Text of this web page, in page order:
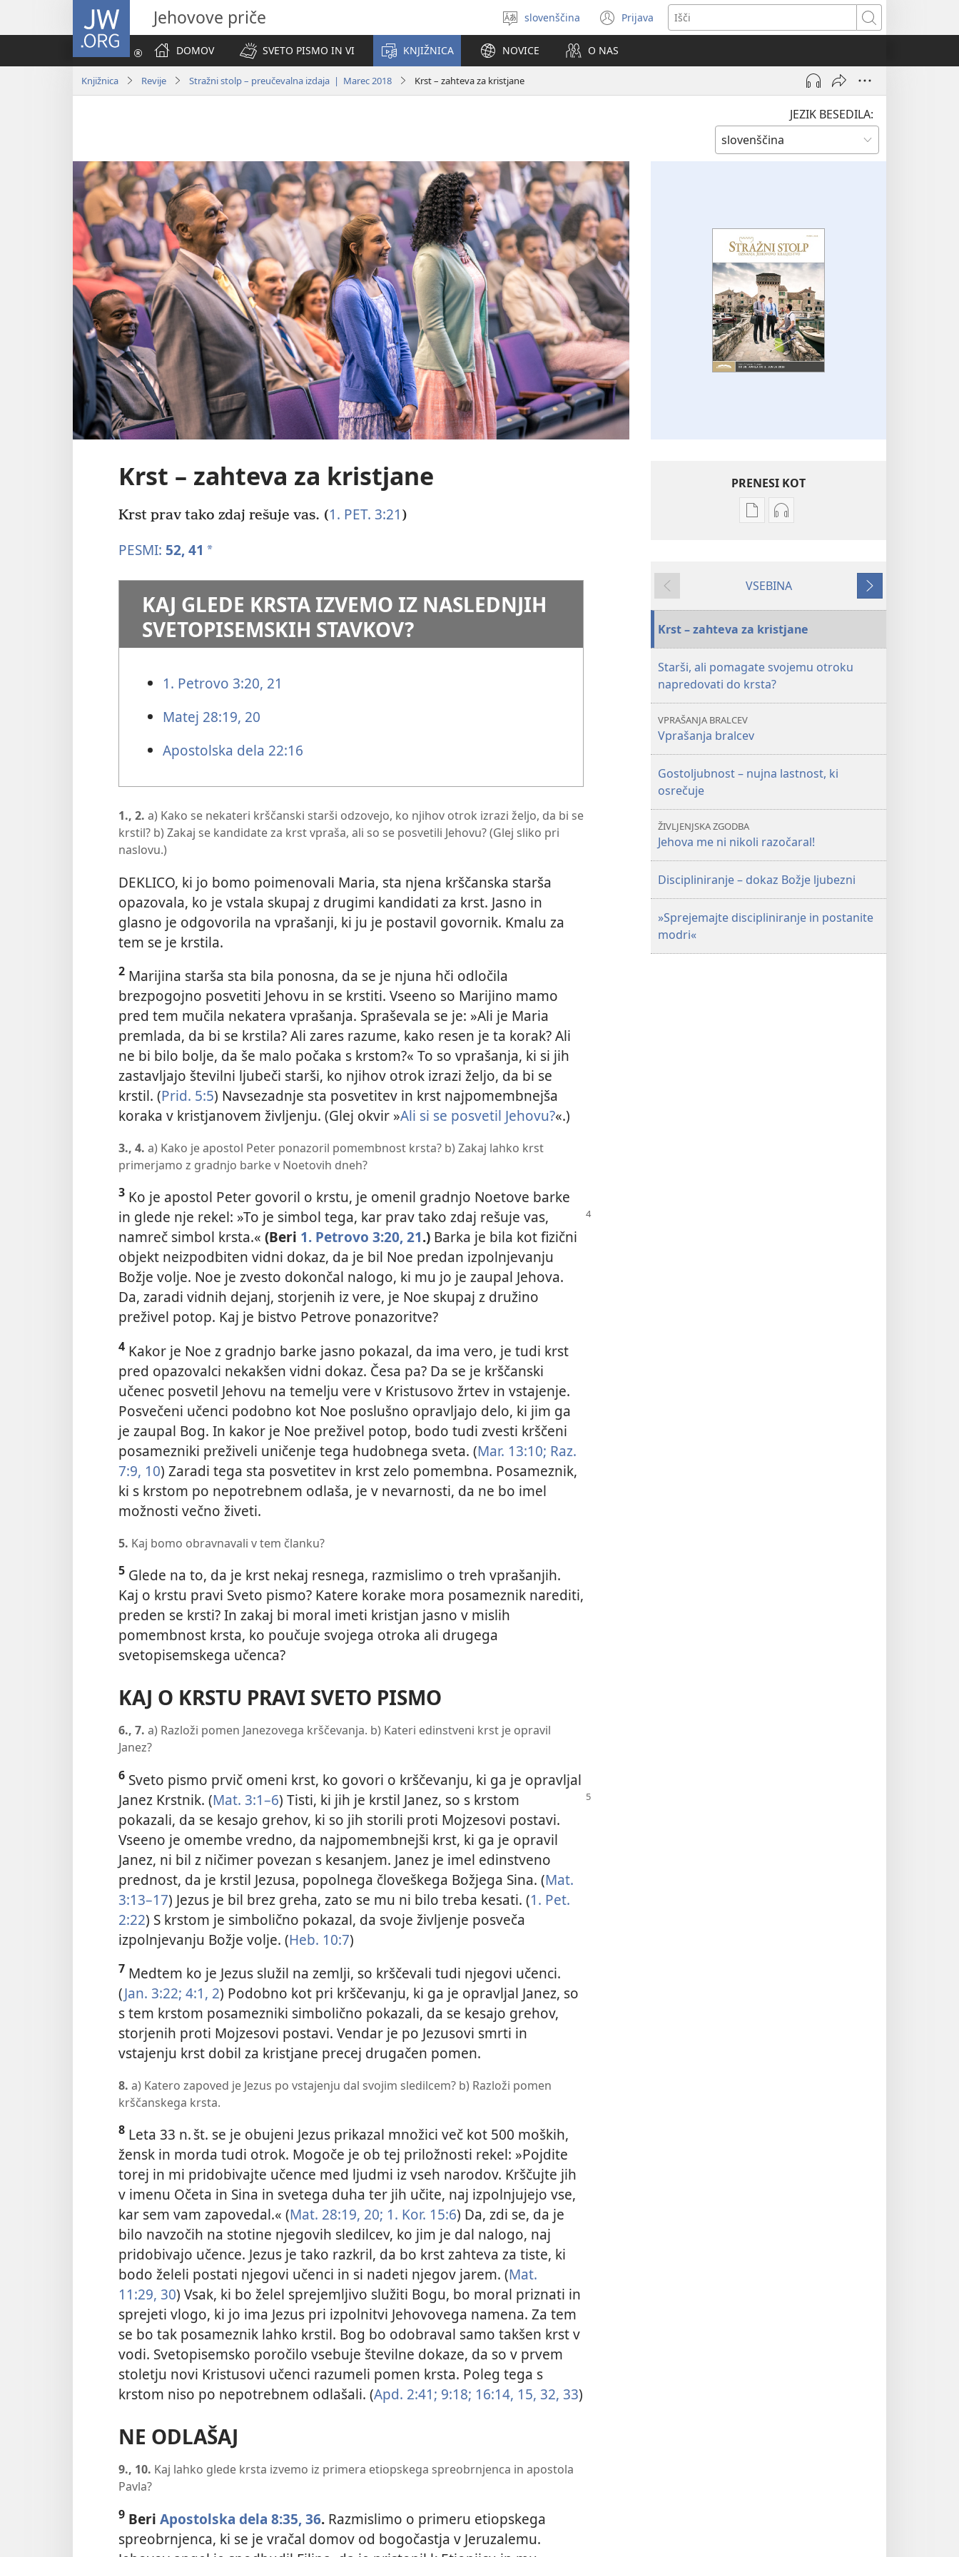
JW.ORG Jehovove priče
Izberite
jezik
slovenščina Prijava
(odpre
novo
Išči
DOMOV
SVETO PISMO IN VI KNJIŽNICA NOVICE O NAS
Knjižnica Revije Stražni stolp – preučevalna izdaja | Marec 2018 Krst – zahteva za kristjane
JEZIK BESEDILA:
Krst – zahteva za kristjane
Krst prav tako zdaj rešuje vas. (1. PET. 3:21 )
PESMI: 52,41 a
KAJ GLEDE KRSTA IZVEMO IZ NASLEDNJIH
SVETOPISEMSKIH STAVKOV?
1. Petrovo 3:20, 21
Matej 28:19, 20
Apostolska dela 22:16
1., 2. a) Kako se nekateri krščanski starši odzovejo, ko njihov otrok izrazi željo, da bi se
krstil? b) Zakaj se kandidate za krst vpraša, ali so se posvetili Jehovu? (Glej sliko pri
naslovu.)
DEKLICO, ki jo bomo poimenovali Maria, sta njena krščanska starša
opazovala, ko je vstala skupaj z drugimi kandidati za krst. Jasno in
glasno je odgovorila na vprašanji, ki ju je postavil govornik. Kmalu za
tem se je krstila.
2 Marijina starša sta bila ponosna, da se je njuna hči odločila
brezpogojno posvetiti Jehovu in se krstiti. Vseeno so Marijino mamo
pred tem mučila nekatera vprašanja. Spraševala se je: »Ali je Maria
premlada, da bi se krstila? Ali zares razume, kako resen je ta korak? Ali
ne bi bilo bolje, da še malo počaka s krstom?« To so vprašanja, ki si jih
zastavljajo številni ljubeči starši, ko njihov otrok izrazi željo, da bi se
krstil. (Prid. 5:5) Navsezadnje sta posvetitev in krst najpomembnejša
koraka v kristjanovem življenju. (Glej okvir »Ali si se posvetil Jehovu?«.)
3., 4. a) Kako je apostol Peter ponazoril pomembnost krsta? b) Zakaj lahko krst
primerjamo z gradnjo barke v Noetovih dneh?
3 Ko je apostol Peter govoril o krstu, je omenil gradnjo Noetove barke
in glede nje rekel: »To je simbol tega, kar prav tako zdaj rešuje vas,
namreč simbol krsta.« (Beri 1. Petrovo 3:20, 21.) Barka je bila kot fizični
objekt neizpodbiten vidni dokaz, da je bil Noe predan izpolnjevanju
Božje volje. Noe je zvesto dokončal nalogo, ki mu jo je zaupal Jehova.
Da, zaradi vidnih dejanj, storjenih iz vere, je Noe skupaj z družino
preživel potop. Kaj je bistvo Petrove ponazoritve?
4 Kakor je Noe z gradnjo barke jasno pokazal, da ima vero, je tudi krst
pred opazovalci nekakšen vidni dokaz. Česa pa? Da se je krščanski
učenec posvetil Jehovu na temelju vere v Kristusovo žrtev in vstajenje.
Posvečeni učenci podobno kot Noe poslušno opravljajo delo, ki jim ga
je zaupal Bog. In kakor je Noe preživel potop, bodo tudi zvesti krščeni
posamezniki preživeli uničenje tega hudobnega sveta. (Mar. 13:10; Raz.
7:9, 10) Zaradi tega sta posvetitev in krst zelo pomembna. Posameznik,
ki s krstom po nepotrebnem odlaša, je v nevarnosti, da ne bo imel
možnosti večno živeti.
5. Kaj bomo obravnavali v tem članku?
5 Glede na to, da je krst nekaj resnega, razmislimo o treh vprašanjih.
Kaj o krstu pravi Sveto pismo? Katere korake mora posameznik narediti,
preden se krsti? In zakaj bi moral imeti kristjan jasno v mislih
pomembnost krsta, ko poučuje svojega otroka ali drugega
svetopisemskega učenca?
KAJ O KRSTU PRAVI SVETO PISMO
6., 7. a) Razloži pomen Janezovega krščevanja. b) Kateri edinstveni krst je opravil
Janez?
6 Sveto pismo prvič omeni krst, ko govori o krščevanju, ki ga je opravljal
Janez Krstnik. (Mat. 3:1–6) Tisti, ki jih je krstil Janez, so s krstom
pokazali, da se kesajo grehov, ki so jih storili proti Mojzesovi postavi.
Vseeno je omembe vredno, da najpomembnejši krst, ki ga je opravil
Janez, ni bil z ničimer povezan s kesanjem. Janez je imel edinstveno
prednost, da je krstil Jezusa, popolnega človeškega Božjega Sina. (Mat.
3:13–17) Jezus je bil brez greha, zato se mu ni bilo treba kesati. (1. Pet.
2:22) S krstom je simbolično pokazal, da svoje življenje posveča
izpolnjevanju Božje volje. (Heb. 10:7)
7 Medtem ko je Jezus služil na zemlji, so krščevali tudi njegovi učenci.
(Jan. 3:22; 4:1, 2) Podobno kot pri krščevanju, ki ga je opravljal Janez, so
s tem krstom posamezniki simbolično pokazali, da se kesajo grehov,
storjenih proti Mojzesovi postavi. Vendar je po Jezusovi smrti in
vstajenju krst dobil za kristjane precej drugačen pomen.
8. a) Katero zapoved je Jezus po vstajenju dal svojim sledilcem? b) Razloži pomen
krščanskega krsta.
8 Leta 33 n. št. se je obujeni Jezus prikazal množici več kot 500 moških,
žensk in morda tudi otrok. Mogoče je ob tej priložnosti rekel: »Pojdite
torej in mi pridobivajte učence med ljudmi iz vseh narodov. Krščujte jih
v imenu Očeta in Sina in svetega duha ter jih učite, naj izpolnjujejo vse,
kar sem vam zapovedal.« (Mat. 28:19, 20; 1. Kor. 15:6) Da, zdi se, da je
bilo navzočih na stotine njegovih sledilcev, ko jim je dal nalogo, naj
pridobivajo učence. Jezus je tako razkril, da bo krst zahteva za tiste, ki
bodo želeli postati njegovi učenci in si nadeti njegov jarem. (Mat.
11:29, 30) Vsak, ki bo želel sprejemljivo služiti Bogu, bo moral priznati in
sprejeti vlogo, ki jo ima Jezus pri izpolnitvi Jehovovega namena. Za tem
se bo tak posameznik lahko krstil. Bog bo odobraval samo takšen krst v
vodi. Svetopisemsko poročilo vsebuje številne dokaze, da so v prvem
stoletju novi Kristusovi učenci razumeli pomen krsta. Poleg tega s
krstom niso po nepotrebnem odlašali. (Apd. 2:41; 9:18; 16:14, 15, 32, 33)
NE ODLAŠAJ
9., 10. Kaj lahko glede krsta izvemo iz primera etiopskega spreobrnjenca in apostola
Pavla?
9 Beri Apostolska dela 8:35, 36. Razmislimo o primeru etiopskega
spreobrnjenca, ki se je vračal domov od bogočastja v Jeruzalemu.
PRENESI KOT
Možnosti
STRAŽNI
PREUČEVALNA
Marec 2018
Možnosti
STRAŽNI
–
PREUČEVALNA
Marec 2018
Nazaj
VSEBINA
Naprej
Krst – zahteva za kristjane
Starši, ali pomagate svojemu otroku
napredovati do krsta?
VPRAŠANJA BRALCEV
Vprašanja bralcev
Gostoljubnost – nujna lastnost, ki
osrečuje
ŽIVLJENJSKA ZGODBA
Jehova me ni nikoli razočaral!
Discipliniranje – dokaz Božje ljubezni
»Sprejemajte discipliniranje in postanite
modri«